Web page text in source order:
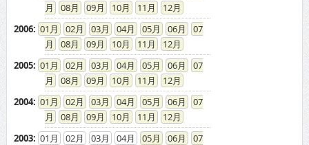
08
09 10 11
12
2006: 01 02 03 04 05 06
07
08
09 10 11
12
2005: 01 02 03 04 05 06
07
08
09 10 11
12
2004: 01 02 03 04 05 06
07
08
09 10 11
12
2003: 01 02 03 04 05 06
07